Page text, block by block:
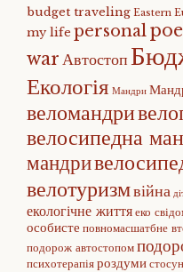
budget traveling Eastern
my life personal
warАвтостоп
Екологія Мандри
веломандри
велосипедна
мандри
велотуризмвійна
екологічне життяеко
особисте повномасшатбне
подорож автостопом
психотерапіяроздуми